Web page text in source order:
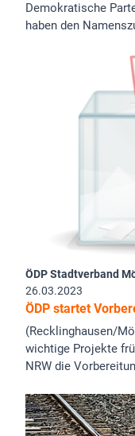
Demokratische
haben den
ÖDP Stadtverband
26.03.2023
ÖDP startet
(Recklinghausen/
wichtige Projekte
NRW die